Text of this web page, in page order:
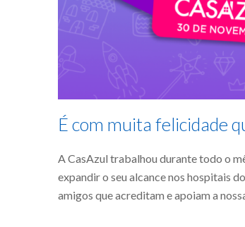
É com muita felicidade
A CasAzul trabalhou durante todo o
expandir o seu alcance nos hospitais
amigos que acreditam e apoiam a